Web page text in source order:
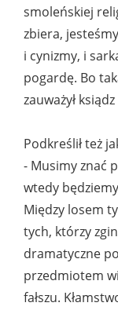
smoleńskiej
zbiera,
i cynizmy, i
pogardę. Bo
zauważył
Podkreślił też
- Musimy znać
wtedy
Między losem
tych, którzy
dramatyczne
przedmiotem
fałszu.